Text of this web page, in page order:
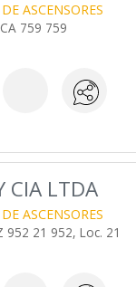
ASCENSORES
759 759
CIA LTDA
ASCENSORES
952 21 952, Loc. 21